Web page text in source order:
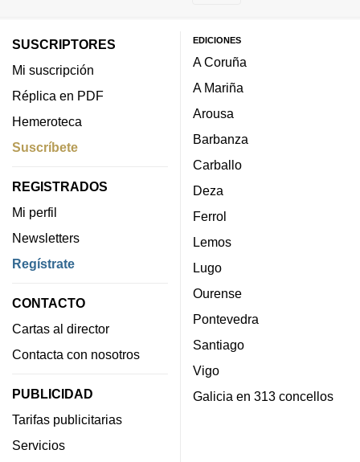
SUSCRIPTORES
Mi suscripción
Réplica en PDF
Hemeroteca
Suscríbete
REGISTRADOS
Mi perfil
Newsletters
Regístrate
CONTACTO
Cartas al director
Contacta con nosotros
PUBLICIDAD
Tarifas publicitarias
Servicios
EDICIONES
A Coruña
A Mariña
Arousa
Barbanza
Carballo
Deza
Ferrol
Lemos
Lugo
Ourense
Pontevedra
Santiago
Vigo
Galicia en 313 concellos